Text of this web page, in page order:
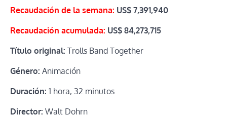
Recaudación de la semana: US$ 7,391,940
Recaudación acumulada: US$ 84,273,715
Título original: Trolls Band Together
Género: Animación
Duración: 1 hora, 32 minutos
Director: Walt Dohrn